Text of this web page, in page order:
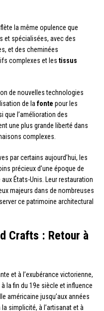
la même opulence que
et spécialisées, avec des
et des cheminées
complexes et les tissus
de nouvelles technologies
de la fonte pour les
que l’amélioration des
une plus grande liberté dans
complexes.
par certains aujourd’hui, les
précieux d’une époque de
États-Unis. Leur restauration
majeurs dans de nombreuses
ce patrimoine architectural
Crafts : Retour à
et à l’exubérance victorienne,
la fin du 19e siècle et influence
américaine jusqu’aux années
simplicité, à l’artisanat et à